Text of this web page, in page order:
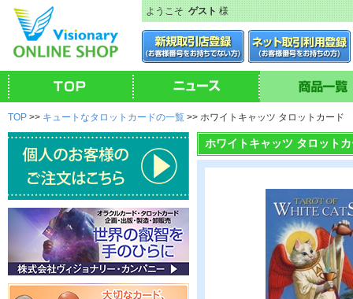
ようこそゲスト様
TOP >> キュートなタロットカードの一覧 >> ホワイトキャッツ タロットカード
ホワイトキャッツ タロット